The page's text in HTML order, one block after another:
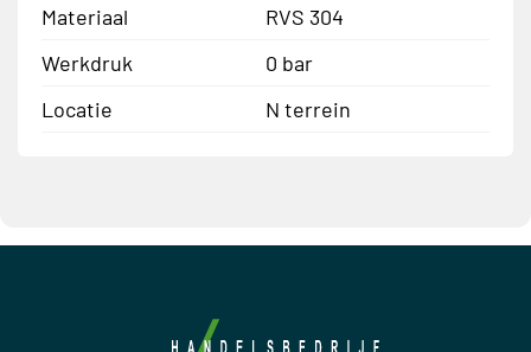
Materiaal
RVS 304
Werkdruk
0 bar
Locatie
N terrein